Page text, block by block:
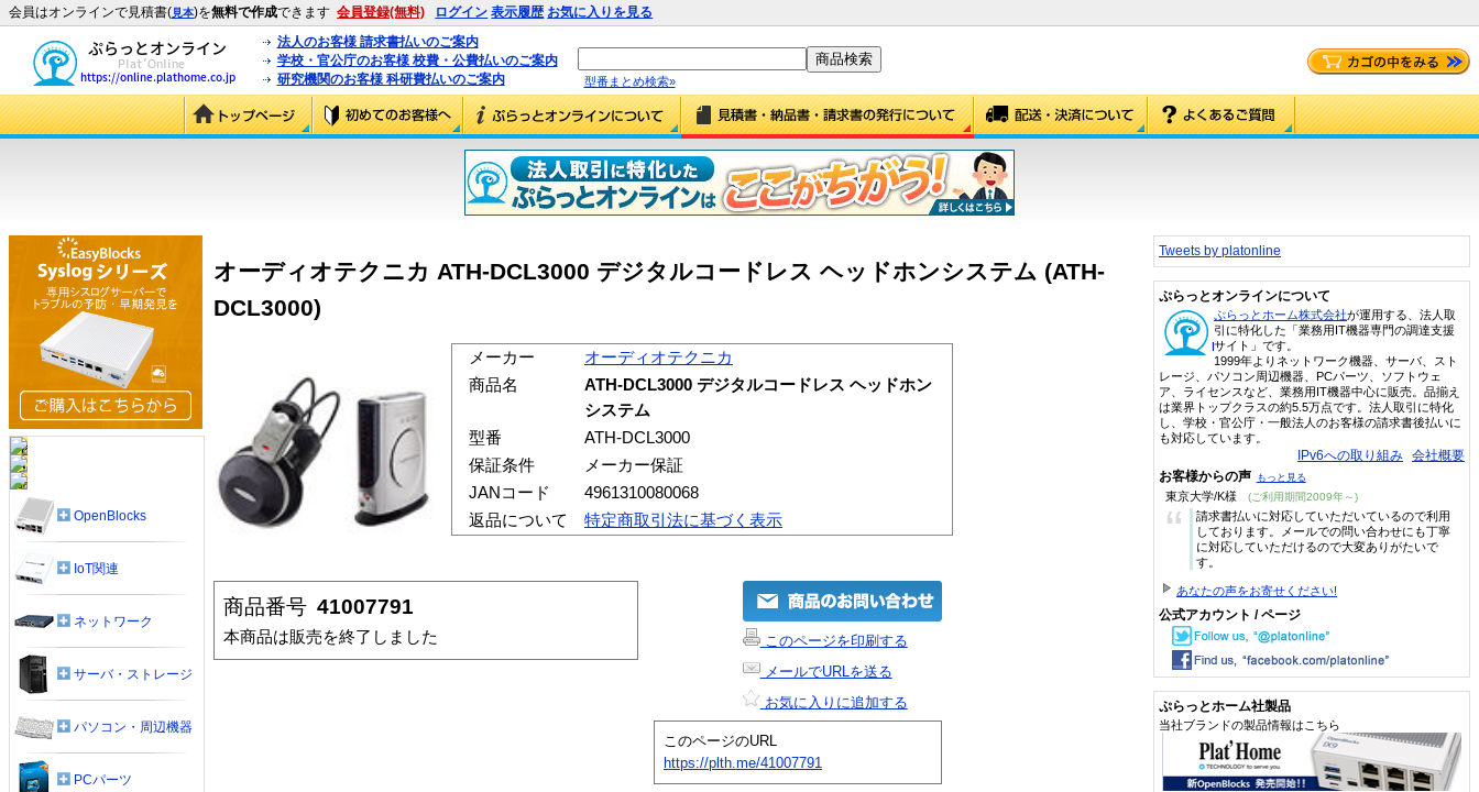
会員はオンラインで見積書(見本)を無料で作成できます 会員登録(無料) ログイン 表示履歴 お気に入りを見る
法人のお客様 請求書払いのご案内
学校・官公庁のお客様 校費・公費払いのご案内
研究機関のお客様 科研費払いのご案内
型番まとめ検索»
オーディオテクニカ ATH-DCL3000 デジタルコードレス ヘッドホンシステム (ATH-
DCL3000)
メーカー
オーディオテクニカ
商品名
ATH-DCL3000 デジタルコードレス ヘッドホン
システム
型番
ATH-DCL3000
保証条件
メーカー保証
JANコード
4961310080068
返品について
特定商取引法に基づく表示
商品番号 41007791
本商品は販売を終了しました
このページを印刷する
メールでURLを送る
お気に入りに追加する
このページのURL
https://plth.me/41007791
OpenBlocks
IoT関連
ネットワーク
サーバ・ストレージ
パソコン・周辺機器
PCパーツ
Tweets by platonline
ぷらっとオンラインについて
ぷらっとホーム株式会社が運用する、法人取
引に特化した「業務用IT機器専門の調達支援
サイト」です。
1999年よりネットワーク機器、サーバ、スト
レージ、パソコン周辺機器、PCパーツ、ソフトウェ
ア、ライセンスなど、業務用IT機器中心に販売。品揃え
は業界トップクラスの約5.5万点です。法人取引に特化
し、学校・官公庁・一般法人のお客様の請求書後払いに
も対応しています。
IPv6への取り組み 会社概要
お客様からの声 もっと見る
東京大学/K様 (ご利用期間2009年～)
“
請求書払いに対応していただいているので利用
しております。メールでの問い合わせにも丁寧
に対応していただけるので大変ありがたいで
す。
あなたの声をお寄せください!
公式アカウント / ページ
ぷらっとホーム社製品
当社ブランドの製品情報はこちら